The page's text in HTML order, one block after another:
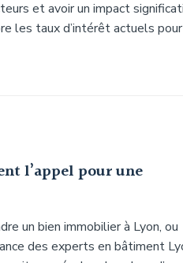
et avoir un impact
les taux d’intérêt actuels pour
l’appel pour une
un bien immobilier à Lyon, ou
des experts en bâtiment